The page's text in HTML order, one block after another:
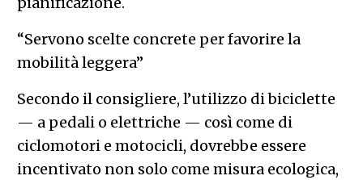
“Servono scelte concrete per favorire la
mobilità leggera”
Secondo il consigliere, l’utilizzo di biciclette
— a pedali o elettriche — così come di
ciclomotori e motocicli, dovrebbe essere
incentivato non solo come misura ecologica,